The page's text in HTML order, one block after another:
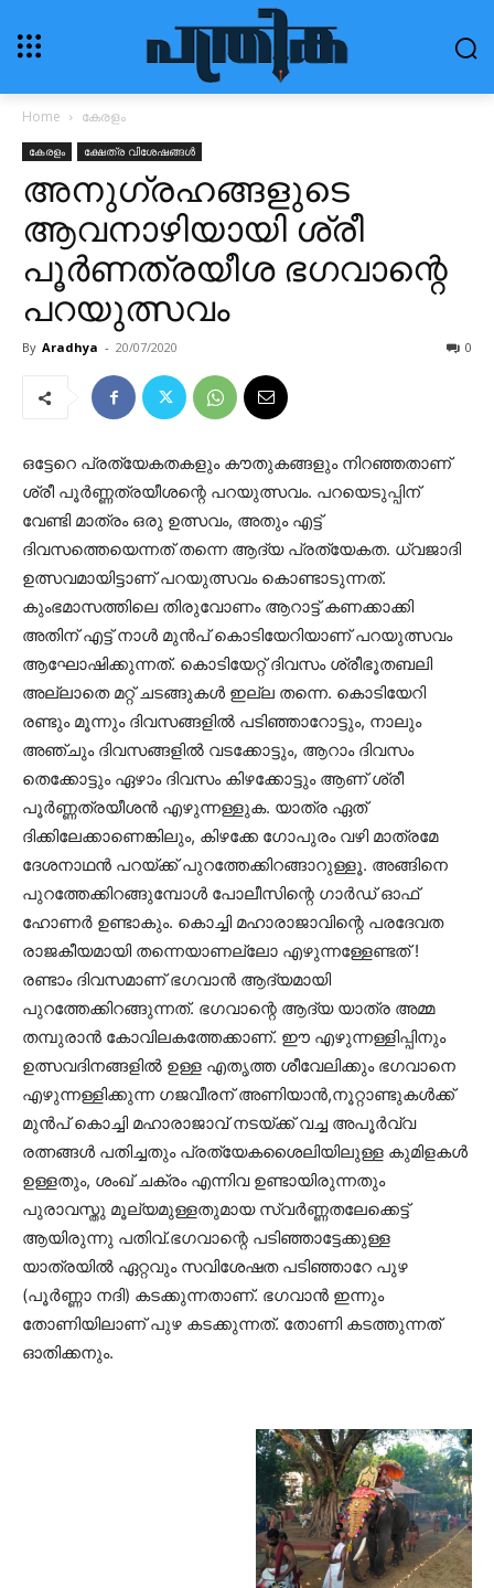
Home കേരളം
കേരളം ക്ഷേത്ര വിശേഷങ്ങൾ
അനുഗ്രഹങ്ങളുടെ
ആവനാഴിയായി ശ്രീ
പൂർണത്രയീശ ഭഗവാന്റെ
പറയുത്സവം
By Aradhya - 20/07/2020 0
ഒട്ടേറെ പ്രത്യേകതകളും കൗതുകങ്ങളും നിറഞ്ഞതാണ്
ശ്രീ പൂർണ്ണത്രയീശന്റെ പറയുത്സവം. പറയെടുപ്പിന്
വേണ്ടി മാത്രം ഒരു ഉത്സവം, അതും എട്ട്
ദിവസത്തെയെന്നത് തന്നെ ആദ്യ പ്രത്യേകത. ധ്വജാദി
ഉത്സവമായിട്ടാണ് പറയുത്സവം കൊണ്ടാടുന്നത്.
കുംഭമാസത്തിലെ തിരുവോണം ആറാട്ട്‌ കണക്കാക്കി
അതിന് എട്ട് നാൾ മുൻപ് കൊടിയേറിയാണ് പറയുത്സവം
ആഘോഷിക്കുന്നത്. കൊടിയേറ്റ് ദിവസം ശ്രീഭൂതബലി
അല്ലാതെ മറ്റ് ചടങ്ങുകൾ ഇല്ല തന്നെ. കൊടിയേറി
രണ്ടും മൂന്നും ദിവസങ്ങളിൽ പടിഞ്ഞാറോട്ടും, നാലും
അഞ്ചും ദിവസങ്ങളിൽ വടക്കോട്ടും, ആറാം ദിവസം
തെക്കോട്ടും ഏഴാം ദിവസം കിഴക്കോട്ടും ആണ് ശ്രീ
പൂർണ്ണത്രയീശൻ എഴുന്നള്ളുക. യാത്ര ഏത്
ദിക്കിലേക്കാണെങ്കിലും, കിഴക്കേ ഗോപുരം വഴി മാത്രമേ
ദേശനാഥൻ പറയ്ക്ക് പുറത്തേക്കിറങ്ങാറുള്ളൂ. അങ്ങിനെ
പുറത്തേക്കിറങ്ങുമ്പോൾ പോലീസിന്റെ ഗാർഡ് ഓഫ്
ഹോണർ ഉണ്ടാകും. കൊച്ചി മഹാരാജാവിന്റെ പരദേവത
രാജകീയമായി തന്നെയാണല്ലോ എഴുന്നള്ളേണ്ടത്‌ !
രണ്ടാം ദിവസമാണ് ഭഗവാൻ ആദ്യമായി
പുറത്തേക്കിറങ്ങുന്നത്. ഭഗവാന്റെ ആദ്യ യാത്ര അമ്മ
തമ്പുരാൻ കോവിലകത്തേക്കാണ്. ഈ എഴുന്നള്ളിപ്പിനും
ഉത്സവദിനങ്ങളിൽ ഉള്ള എതൃത്ത ശീവേലിക്കും ഭഗവാനെ
എഴുന്നള്ളിക്കുന്ന ഗജവീരന് അണിയാൻ,നൂറ്റാണ്ടുകൾക്ക്
മുൻപ് കൊച്ചി മഹാരാജാവ് നടയ്ക്ക് വച്ച അപൂർവ്വ
രത്നങ്ങൾ പതിച്ചതും പ്രത്യേകശൈലിയിലുള്ള കുമിളകൾ
ഉള്ളതും, ശംഖ് ചക്രം എന്നിവ ഉണ്ടായിരുന്നതും
പുരാവസ്തു മൂല്യമുള്ളതുമായ സ്വർണ്ണതലേക്കെട്ട്
ആയിരുന്നു പതിവ്.ഭഗവാന്റെ പടിഞ്ഞാട്ടേക്കുള്ള
യാത്രയിൽ ഏറ്റവും സവിശേഷത പടിഞ്ഞാറേ പുഴ
(പൂർണ്ണാ നദി) കടക്കുന്നതാണ്‌. ഭഗവാൻ ഇന്നും
തോണിയിലാണ് പുഴ കടക്കുന്നത്. തോണി കടത്തുന്നത്
ഓതിക്കനും.